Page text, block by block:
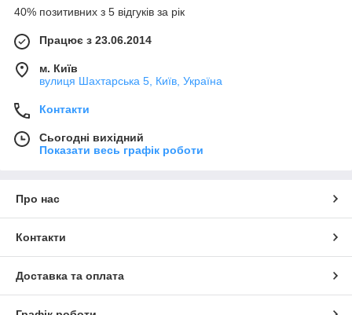
Вам необхідні інші види світильників Евросвет,
компанії і ми в найкоротші терміни поставимо необхідну
Лінійка світлодіодних світильників Евросвет широка, тут Ви
або накладні для будинку або офісу так і промислові
світлодіодні світильники вуличні або для промислових
приміщень.
У нашому інтернет-магазині представлений наступний
світлодіодні вуличні світильники
світлодіодні промислові світильники
точкові led світильники вбудовані
точкові світильники світлодіодні накладні
светодиодные офисные потолочные светильники
40% позитивних з 5 відгуків за рік
Працює з 23.06.2014
м. Київ
вулиця Шахтарська 5, Київ, Україна
Контакти
Сьогодні вихідний
Показати весь графік роботи
Про нас
Контакти
Доставка та оплата